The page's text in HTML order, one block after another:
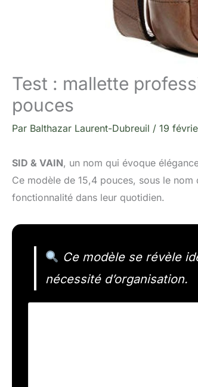
Test : mallette
pouces
Par Balthazar Laurent-Dubreuil / 19
SID & VAIN, un nom qui évoque
Ce modèle de 15,4 pouces, sous le nom
fonctionnalité dans leur quotidien.
Ce modèle se révèle
nécessité d’organisation.